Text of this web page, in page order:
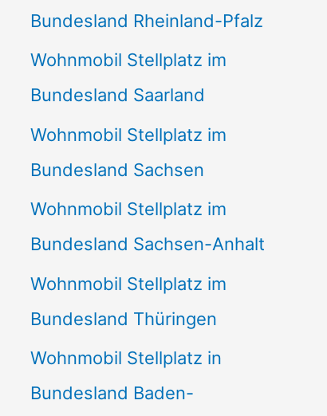
Bundesland Rheinland-Pfalz
Wohnmobil Stellplatz im
Bundesland Saarland
Wohnmobil Stellplatz im
Bundesland Sachsen
Wohnmobil Stellplatz im
Bundesland Sachsen-Anhalt
Wohnmobil Stellplatz im
Bundesland Thüringen
Wohnmobil Stellplatz in
Bundesland Baden-